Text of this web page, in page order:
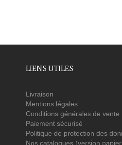
LIENS UTILES
Livraison
Mentions légales
Conditions générales de vente
Paiement sécurisé
Politique de protection des
Nos catalogues (version